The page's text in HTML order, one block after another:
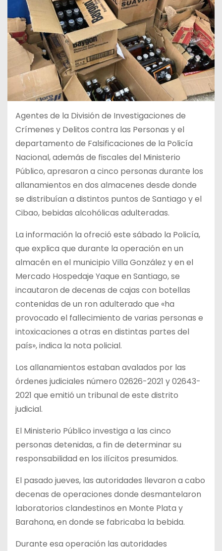
Agentes de la División de Investigaciones de
Crímenes y Delitos contra las Personas y el
departamento de Falsificaciones de la Policía
Nacional, además de fiscales del Ministerio
Público, apresaron a cinco personas durante los
allanamientos en dos almacenes desde donde
se distribuían a distintos puntos de Santiago y el
Cibao, bebidas alcohólicas adulteradas.
La información la ofreció este sábado la Policía,
que explica que durante la operación en un
almacén en el municipio Villa González y en el
Mercado Hospedaje Yaque en Santiago, se
incautaron de decenas de cajas con botellas
contenidas de un ron adulterado que «ha
provocado el fallecimiento de varias personas e
intoxicaciones a otras en distintas partes del
país», indica la nota policial.
Los allanamientos estaban avalados por las
órdenes judiciales número 02626-2021 y 02643-
2021 que emitió un tribunal de este distrito
judicial.
El Ministerio Público investiga a las cinco
personas detenidas, a fin de determinar su
responsabilidad en los ilícitos presumidos.
El pasado jueves, las autoridades llevaron a cabo
decenas de operaciones donde desmantelaron
laboratorios clandestinos en Monte Plata y
Barahona, en donde se fabricaba la bebida.
Durante esa operación las autoridades